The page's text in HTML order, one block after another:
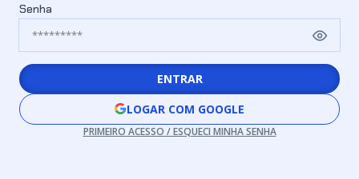
Senha
ENTRAR
LOGAR COM GOOGLE
PRIMEIRO ACESSO / ESQUECI MINHA SENHA